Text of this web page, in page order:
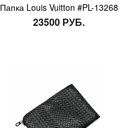
Папка Louis Vuitton #PL-13268
23500 РУБ.